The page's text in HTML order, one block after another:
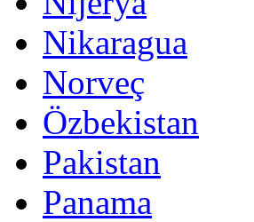
Nikaragua
Norveç
Özbekistan
Pakistan
Panama